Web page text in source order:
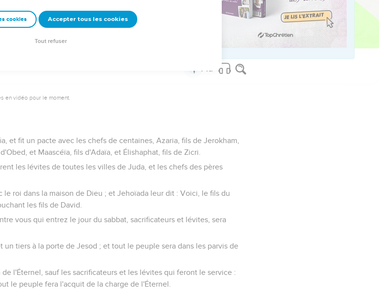
Athalie, car elle était soeur d'Achazia ; et Athalie ne le mit pas à
la maison de Dieu. Et Athalie régna sur le pays.
en vidéo pour le moment.
et fit un pacte avec les chefs de centaines, Azaria, fils de Jerokham,
et Maascéïa, fils d'Adaïa, et Élishaphat, fils de Zicri.
les lévites de toutes les villes de Juda, et les chefs des pères
roi dans la maison de Dieu ; et Jehoïada leur dit : Voici, le fils du
les fils de David.
vous qui entrez le jour du sabbat, sacrificateurs et lévites, sera
un tiers à la porte de Jesod ; et tout le peuple sera dans les parvis de
l'Éternel, sauf les sacrificateurs et les lévites qui feront le service :
le peuple fera l'acquit de la charge de l'Éternel.
cookies Accepter tous les cookies
Tout refuser